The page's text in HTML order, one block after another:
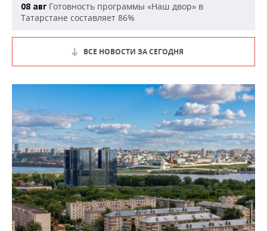
08 авг Готовность программы «Наш двор» в
Татарстане составляет 86%
ВСЕ НОВОСТИ ЗА СЕГОДНЯ